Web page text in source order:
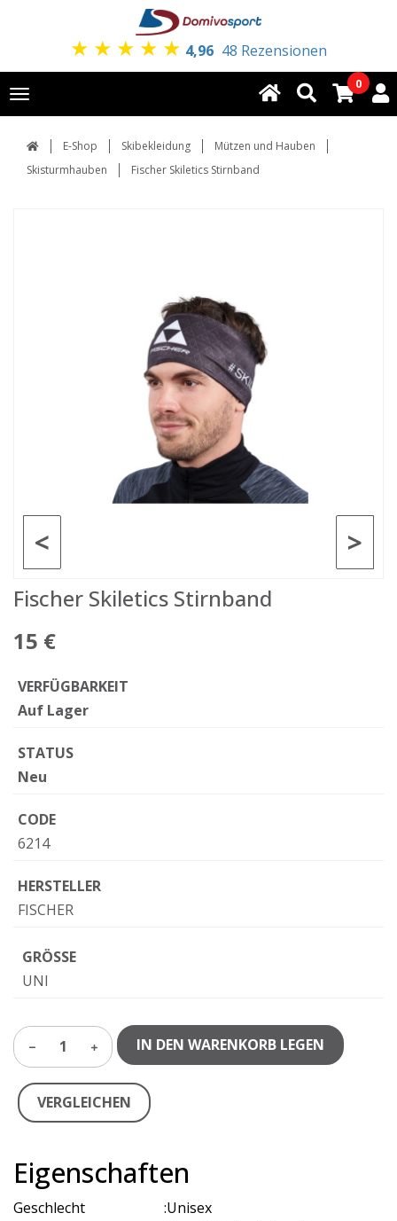
★ ★ ★ ★ ★ 4,96 48 Rezensionen
Toggle
navigation
0
E-Shop Skibekleidung
Mützen und Hauben
Skisturmhauben
Fischer Skiletics Stirnband
>
<
Fischer Skiletics Stirnband
15 €
VERFÜGBARKEIT
Auf Lager
STATUS
Neu
CODE
6214
HERSTELLER
FISCHER
GRÖSSE
UNI
1 IN DEN WARENKORB LEGEN
VERGLEICHEN
Eigenschaften
Geschlecht :Unisex